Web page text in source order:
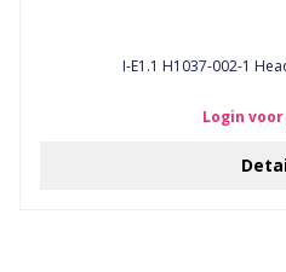
I-E1.1 H1037-002-1
Login